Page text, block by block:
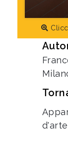
d'arte